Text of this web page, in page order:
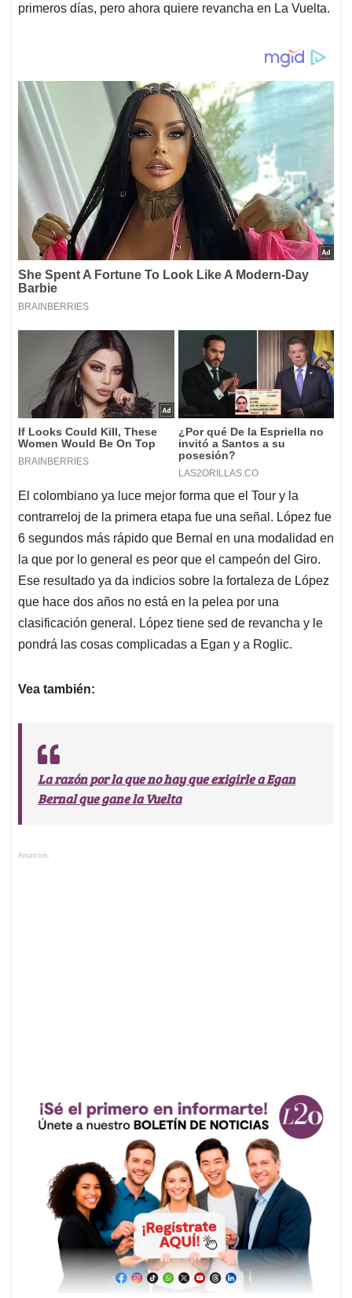
primeros días, pero ahora quiere revancha en La Vuelta.
El colombiano ya luce mejor forma que el Tour y la
contrarreloj de la primera etapa fue una señal. López fue
6 segundos más rápido que Bernal en una modalidad en
la que por lo general es peor que el campeón del Giro.
Ese resultado ya da indicios sobre la fortaleza de López
que hace dos años no está en la pelea por una
clasificación general. López tiene sed de revancha y le
pondrá las cosas complicadas a Egan y a Roglic.
Vea también:
La razón por la que no hay que exigirle a Egan
Bernal que gane la Vuelta
Anuncios.